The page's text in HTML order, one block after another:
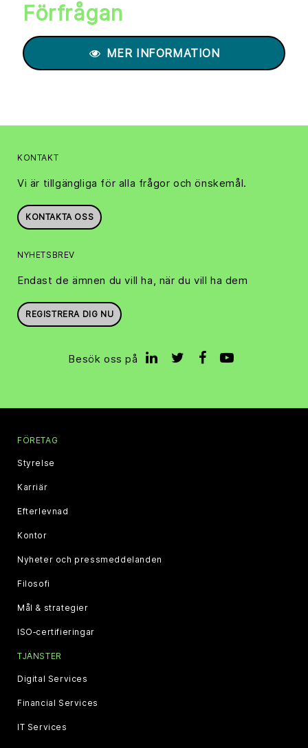
Förfrågan
MER INFORMATION
KONTAKT
Vi är tillgängliga för alla frågor och önskemål.
KONTAKTA OSS
NYHETSBREV
Endast de ämnen du vill ha, när du vill ha dem
REGISTRERA DIG NU
Besök oss på
FÖRETAG
Styrelse
Karriär
Efterlevnad
Kontor
Nyheter och pressmeddelanden
Filosofi
Mål & strategier
ISO‑certifieringar
TJÄNSTER
Digital Services
Financial Services
IT Services